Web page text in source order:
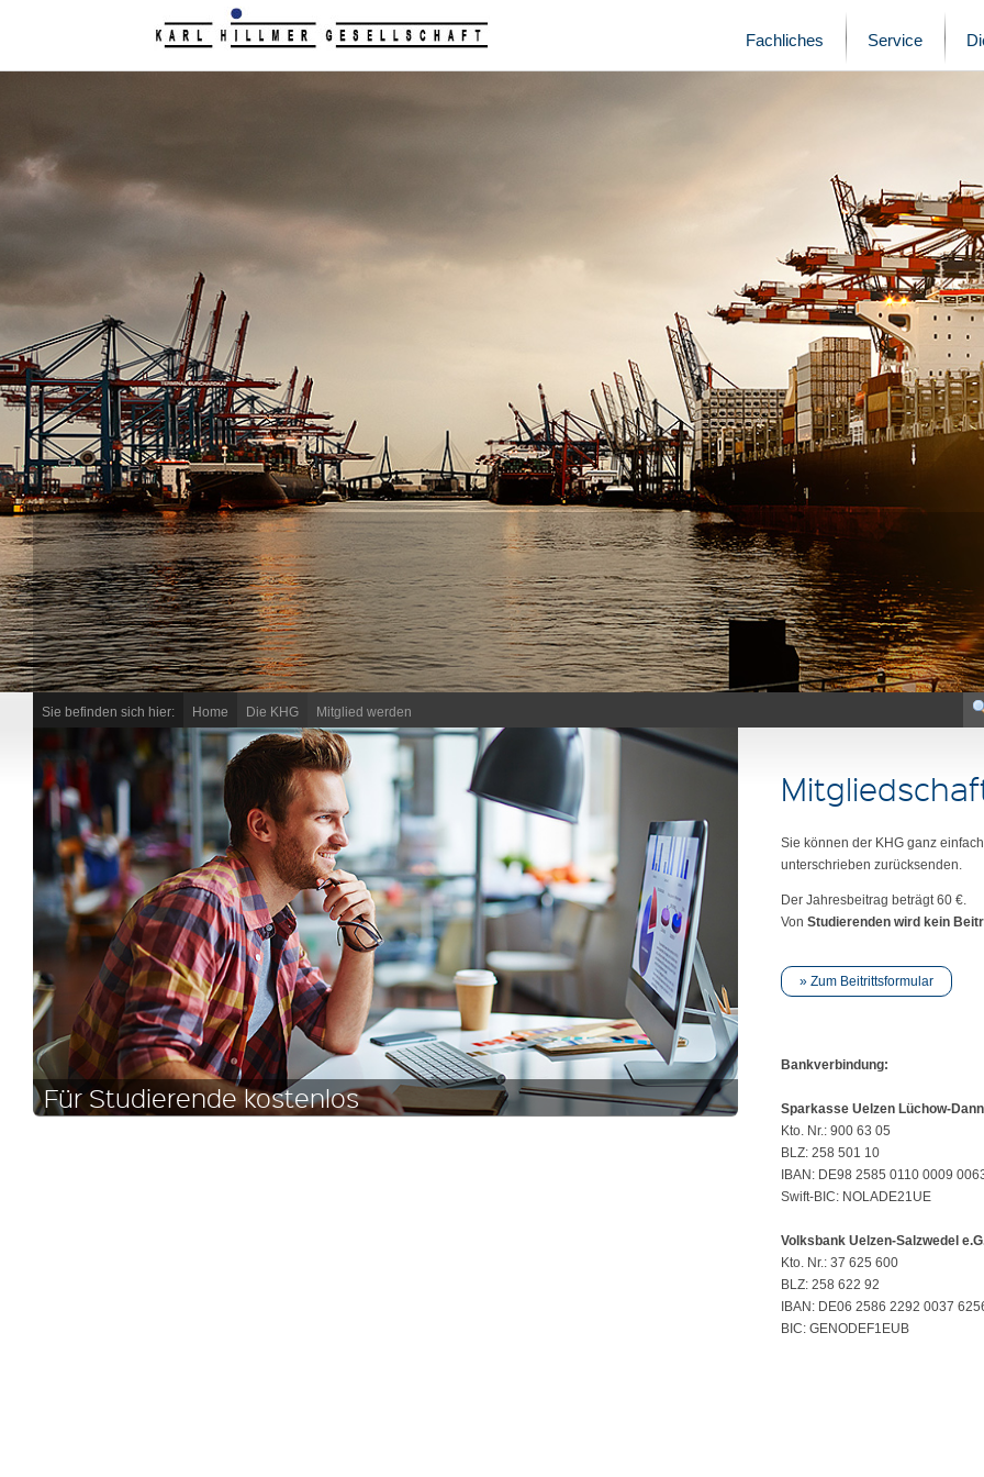
Fachliches Service
mit der Karl-
Sie befinden sich hier: Home Die KHG Mitglied werden
Für Studierende kostenlos
Sie können der KHG ganz
unterschrieben zurücksenden.
Der Jahresbeitrag beträgt 60 €.
Von Studierenden wird kein
Zum Beitrittsformular
Bankverbindung:
Sparkasse Uelzen Lüchow-
Kto. Nr.: 900 63 05
BLZ: 258 501 10
IBAN: DE98 2585 0110 0009
Swift-BIC: NOLADE21UE
Volksbank Uelzen-Salzwedel
Kto. Nr.: 37 625 600
BLZ: 258 622 92
IBAN: DE06 2586 2292 0037
BIC: GENODEF1EUB